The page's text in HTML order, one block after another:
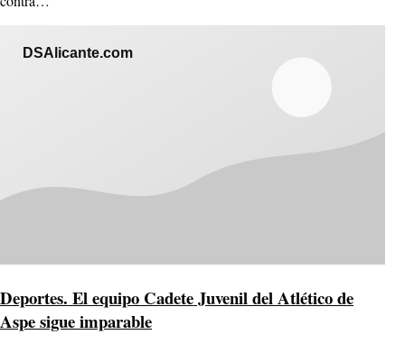
DSAlicante.com
Deportes. El equipo Cadete Juvenil del Atlético de
Aspe sigue imparable